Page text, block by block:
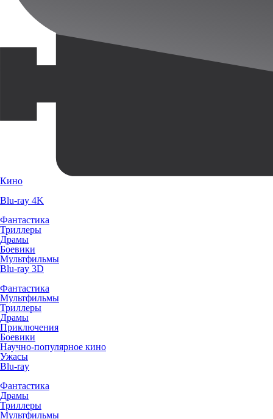
Кино
Blu-ray 4K
Фантастика
Триллеры
Драмы
Боевики
Мультфильмы
Blu-ray 3D
Фантастика
Мультфильмы
Триллеры
Драмы
Приключения
Боевики
Научно-популярное кино
Ужасы
Blu-ray
Фантастика
Драмы
Триллеры
Мультфильмы